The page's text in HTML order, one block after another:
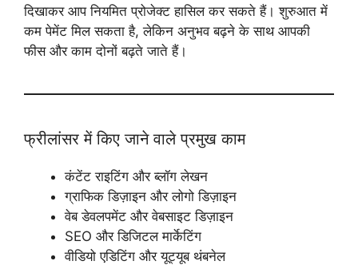
दिखाकर आप नियमित प्रोजेक्ट हासिल कर सकते हैं। शुरुआत में
कम पेमेंट मिल सकता है, लेकिन अनुभव बढ़ने के साथ आपकी
फीस और काम दोनों बढ़ते जाते हैं।
फ्रीलांसर में किए जाने वाले प्रमुख काम
कंटेंट राइटिंग और ब्लॉग लेखन
ग्राफिक डिज़ाइन और लोगो डिज़ाइन
वेब डेवलपमेंट और वेबसाइट डिज़ाइन
SEO और डिजिटल मार्केटिंग
वीडियो एडिटिंग और यूट्यूब थंबनेल